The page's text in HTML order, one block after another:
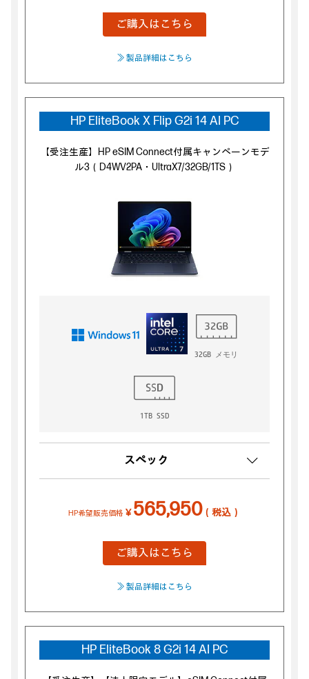
ご購入はこちら
≫ 製品詳細はこちら
HP EliteBook X Flip G2i 14 AI PC
【受注生産】HP eSIM Connect付属キャンペーンモデ
ル3（D4WV2PA・UltraX7/32GB/1TS）
32GB メモリ
1TB SSD
スペック
HP希望販売価格 ￥565,950（税込）
ご購入はこちら
≫ 製品詳細はこちら
HP EliteBook 8 G2i 14 AI PC